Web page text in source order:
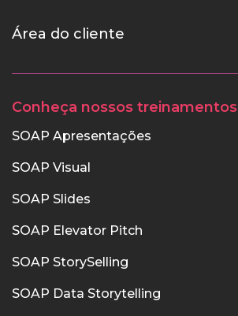
Área do cliente
Conheça nossos treinamentos
SOAP Apresentações
SOAP Visual
SOAP Slides
SOAP Elevator Pitch
SOAP StorySelling
SOAP Data Storytelling